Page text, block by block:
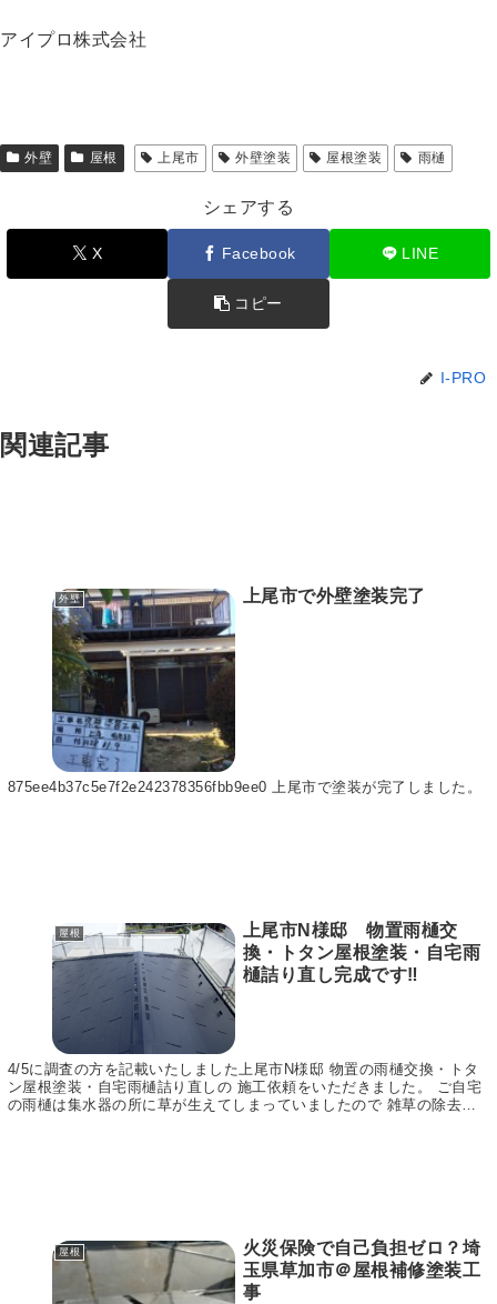
アイプロ株式会社
外壁 屋根 上尾市 外壁塗装 屋根塗装 雨樋
シェアする
X Facebook LINE
コピー
I-PRO
関連記事
外壁 上尾市で外壁塗装完了
875ee4b37c5e7f2e242378356fbb9ee0 上尾市で塗装が完了しました。
屋根
上尾市N様邸 物置雨樋交
換・トタン屋根塗装・自宅雨
樋詰り直し完成です‼
4/5に調査の方を記載いたしました上尾市N様邸 物置の雨樋交換・トタ
ン屋根塗装・自宅雨樋詰り直しの 施工依頼をいただきました。 ご自宅
の雨樋は集水器の所に草が生えてしまっていましたので 雑草の除去と
屋根
火災保険で自己負担ゼロ？埼
玉県草加市＠屋根補修塗装工
事